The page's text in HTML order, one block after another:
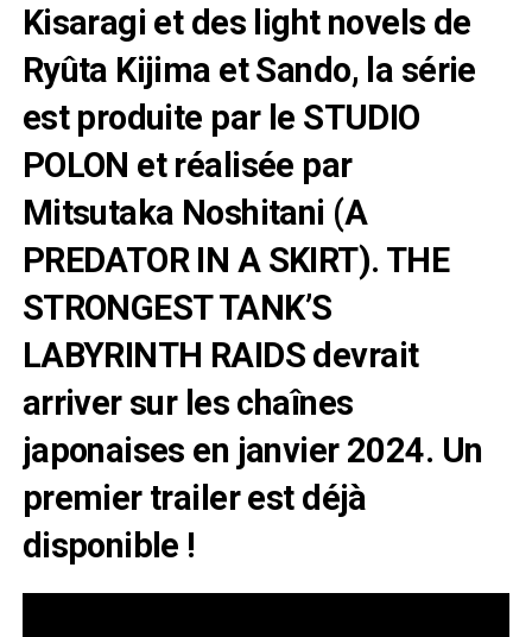
Kisaragi et des light novels de
Ryûta Kijima et Sando, la série
est produite par le STUDIO
POLON et réalisée par
Mitsutaka Noshitani (A
PREDATOR IN A SKIRT). THE
STRONGEST TANK’S
LABYRINTH RAIDS devrait
arriver sur les chaînes
japonaises en janvier 2024. Un
premier trailer est déjà
disponible !